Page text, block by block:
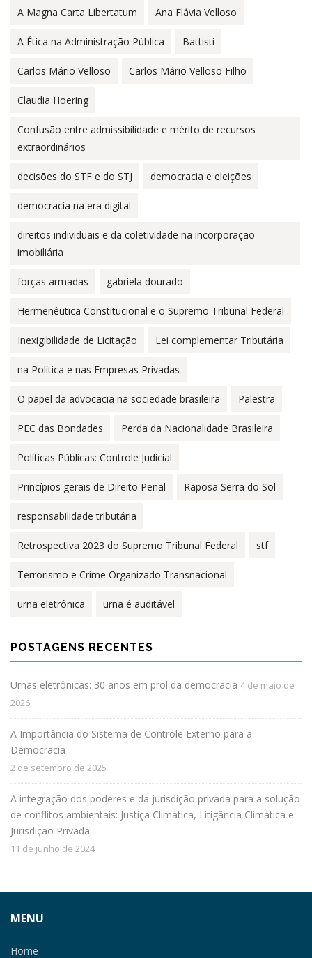
A Magna Carta Libertatum Ana Flávia Velloso
A Ética na Administração Pública Battisti
Carlos Mário Velloso Carlos Mário Velloso Filho
Claudia Hoering
Confusão entre admissibilidade e mérito de recursos
extraordinários
decisões do STF e do STJ democracia e eleições
democracia na era digital
direitos individuais e da coletividade na incorporação
imobiliária
forças armadas gabriela dourado
Hermenêutica Constitucional e o Supremo Tribunal Federal
Inexigibilidade de Licitação Lei complementar Tributária
na Política e nas Empresas Privadas
O papel da advocacia na sociedade brasileira Palestra
PEC das Bondades Perda da Nacionalidade Brasileira
Políticas Públicas: Controle Judicial
Princípios gerais de Direito Penal Raposa Serra do Sol
responsabilidade tributária
Retrospectiva 2023 do Supremo Tribunal Federal stf
Terrorismo e Crime Organizado Transnacional
urna eletrônica urna é auditável
POSTAGENS RECENTES
Urnas eletrônicas: 30 anos em prol da democracia 4 de maio de
2026
A Importância do Sistema de Controle Externo para a
Democracia
2 de setembro de 2025
A integração dos poderes e da jurisdição privada para a solução
de conflitos ambientais: Justiça Climática, Litigância Climática e
Jurisdição Privada
11 de junho de 2024
MENU
Home